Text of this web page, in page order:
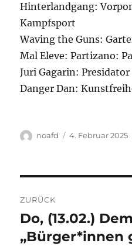
Hinterlandgang:
Kampfsport
Waving the Guns:
Mal Eleve: Partizano:
Juri Gagarin: Presidator
Danger Dan:
Autor
noafd
Veröffentlicht
4. Februar 2025
ZURÜCK
Vorheriger
Beitrag:
Do, (13.02.)
„Bürger*innen